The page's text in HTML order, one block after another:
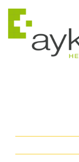
Saltar
contenido